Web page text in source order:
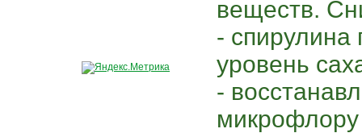
веществ.
- спирулина
уровень
-